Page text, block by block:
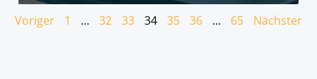
Voriger 1 … 32 33 34 35 36 … 65 Nächster